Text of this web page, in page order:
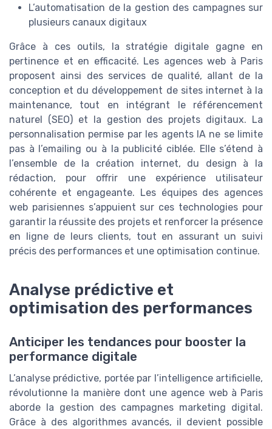
L’automatisation de la gestion des campagnes sur
plusieurs canaux digitaux
Grâce à ces outils, la stratégie digitale gagne en
pertinence et en efficacité. Les agences web à Paris
proposent ainsi des services de qualité, allant de la
conception et du développement de sites internet à la
maintenance, tout en intégrant le référencement
naturel (SEO) et la gestion des projets digitaux. La
personnalisation permise par les agents IA ne se limite
pas à l’emailing ou à la publicité ciblée. Elle s’étend à
l’ensemble de la création internet, du design à la
rédaction, pour offrir une expérience utilisateur
cohérente et engageante. Les équipes des agences
web parisiennes s’appuient sur ces technologies pour
garantir la réussite des projets et renforcer la présence
en ligne de leurs clients, tout en assurant un suivi
précis des performances et une optimisation continue.
Analyse prédictive et
optimisation des performances
Anticiper les tendances pour booster la
performance digitale
L’analyse prédictive, portée par l’intelligence artificielle,
révolutionne la manière dont une agence web à Paris
aborde la gestion des campagnes marketing digital.
Grâce à des algorithmes avancés, il devient possible